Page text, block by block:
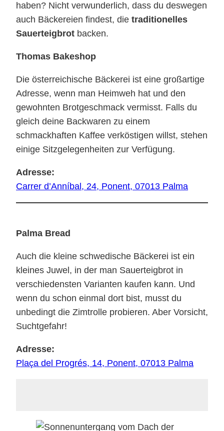
haben? Nicht verwunderlich, dass du deswegen
auch Bäckereien findest, die traditionelles
Sauerteigbrot backen.
Thomas Bakeshop
Die österreichische Bäckerei ist eine großartige
Adresse, wenn man Heimweh hat und den
gewohnten Brotgeschmack vermisst. Falls du
gleich deine Backwaren zu einem
schmackhaften Kaffee verköstigen willst, stehen
einige Sitzgelegenheiten zur Verfügung.
Adresse:
Carrer d’Anníbal, 24, Ponent, 07013 Palma
Palma Bread
Auch die kleine schwedische Bäckerei ist ein
kleines Juwel, in der man Sauerteigbrot in
verschiedensten Varianten kaufen kann. Und
wenn du schon einmal dort bist, musst du
unbedingt die Zimtrolle probieren. Aber Vorsicht,
Suchtgefahr!
Adresse:
Plaça del Progrés, 14, Ponent, 07013 Palma